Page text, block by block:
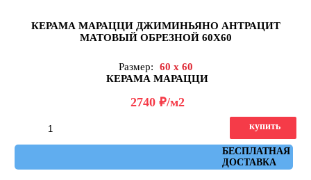
КЕРАМА МАРАЦЦИ ДЖИМИНЬЯНО АНТРАЦИТ
МАТОВЫЙ ОБРЕЗНОЙ 60Х60
Размер:
60 x 60
КЕРАМА МАРАЦЦИ
2740 д/м2
БЕСПЛАТНАЯ
ДОСТАВКА
купить